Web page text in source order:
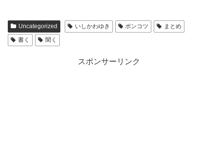
Uncategorized いしかわゆき ポンコツ
まとめ
書く
聞く
スポンサーリンク